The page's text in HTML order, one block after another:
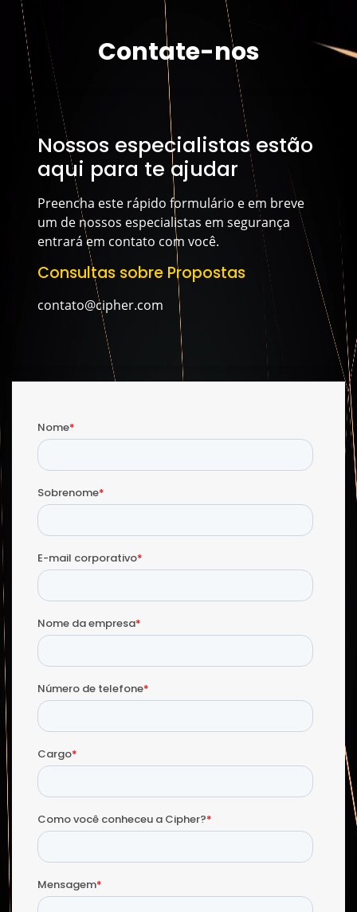
Leia a história
Contate-nos
Nossos especialistas estão
aqui para te ajudar
Preencha este rápido formulário e em breve
um de nossos especialistas em segurança
entrará em contato com você.
Consultas sobre Propostas
contato@cipher.com